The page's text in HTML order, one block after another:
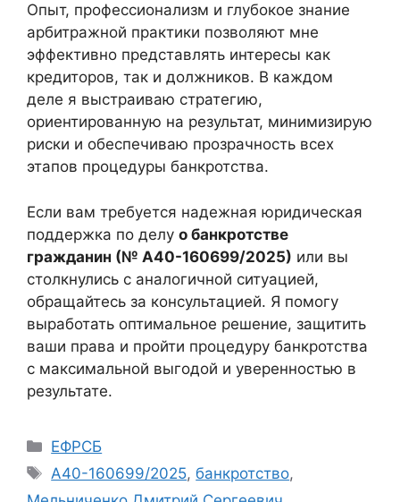
Опыт, профессионализм и глубокое знание
арбитражной практики позволяют мне
эффективно представлять интересы как
кредиторов, так и должников. В каждом
деле я выстраиваю стратегию,
ориентированную на результат, минимизирую
риски и обеспечиваю прозрачность всех
этапов процедуры банкротства.
Если вам требуется надежная юридическая
поддержка по делу о банкротстве
гражданин (№ А40-160699/2025) или вы
столкнулись с аналогичной ситуацией,
обращайтесь за консультацией. Я помогу
выработать оптимальное решение, защитить
ваши права и пройти процедуру банкротства
с максимальной выгодой и уверенностью в
результате.
Рубрики
ЕФРСБ
Метки
А40-160699/2025,банкротство,